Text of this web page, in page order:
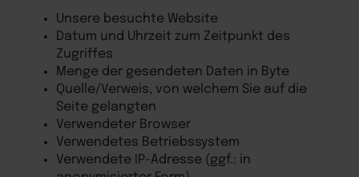
Unsere besuchte Website
Datum und Uhrzeit zum Zeitpunkt des
Zugriffes
Menge der gesendeten Daten in Byte
Quelle/Verweis, von welchem Sie auf die
Seite gelangten
Verwendeter Browser
Verwendetes Betriebssystem
Verwendete IP-Adresse (ggf.: in